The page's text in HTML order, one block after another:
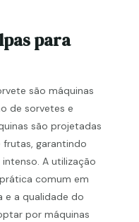
para
são máquinas
de sorvetes e
são projetadas
garantindo
A utilização
comum em
e a qualidade do
por máquinas